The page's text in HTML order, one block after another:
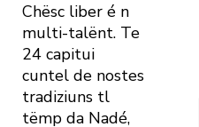
Chësc liber é n
multi-talënt. Te
24 capitui
cuntel de nostes
tradiziuns tl
tëmp da Nadé,